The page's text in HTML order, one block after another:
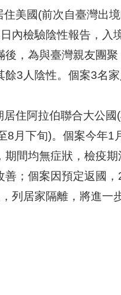
美國(前次自臺灣出
內檢驗陰性報告，入
，為與臺灣親友團
3人陰性。個案3名
住阿拉伯聯合大公
8月下旬)。個案今年1
間均無症狀，檢疫
；個案因預定返國
列居家隔離，將進一